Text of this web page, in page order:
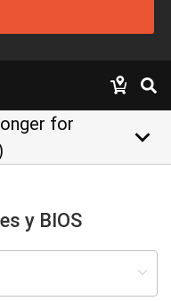
for
keyboard_arrow_down
y BIOS